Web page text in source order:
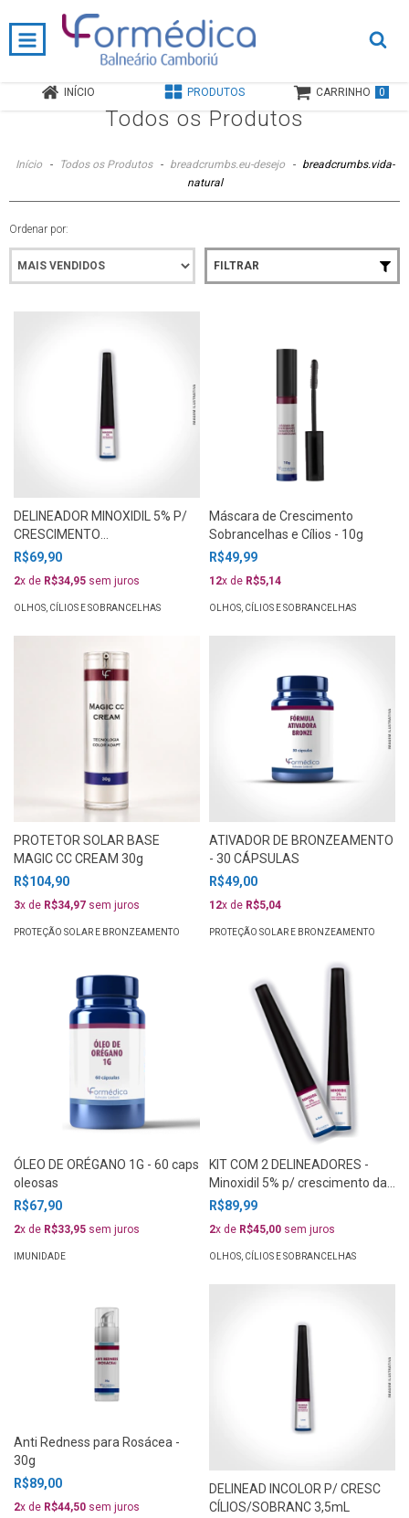
INÍCIO PRODUTOS CARRINHO 0
Tecnologia de ponta, precisão e qualidade!
Todos os Produtos
Início - Todos os Produtos - breadcrumbs.eu-desejo -
breadcrumbs.vida-
natural
Ordenar por:
FILTRAR
DELINEADOR MINOXIDIL 5% P/
CRESCIMENTO
SOBRANCELHAS E CÍLIOS
R$69,90
2x de R$34,95 sem juros
OLHOS, CÍLIOS E SOBRANCELHAS
Máscara de Crescimento
Sobrancelhas e Cílios - 10g
R$49,99
12x de R$5,14
OLHOS, CÍLIOS E SOBRANCELHAS
PROTETOR SOLAR BASE
MAGIC CC CREAM 30g
R$104,90
3x de R$34,97 sem juros
PROTEÇÃO SOLAR E BRONZEAMENTO
ATIVADOR DE BRONZEAMENTO
- 30 CÁPSULAS
R$49,00
12x de R$5,04
PROTEÇÃO SOLAR E BRONZEAMENTO
ÓLEO DE ORÉGANO 1G - 60 caps
oleosas
R$67,90
2x de R$33,95 sem juros
IMUNIDADE
KIT COM 2 DELINEADORES -
Minoxidil 5% p/ crescimento das
sobrancelhas e cílios 3,5mL
R$89,99
2x de R$45,00 sem juros
OLHOS, CÍLIOS E SOBRANCELHAS
Anti Redness para Rosácea -
30g
R$89,00
2x de R$44,50 sem juros
DELINEAD INCOLOR P/ CRESC
CÍLIOS/SOBRANC 3,5mL